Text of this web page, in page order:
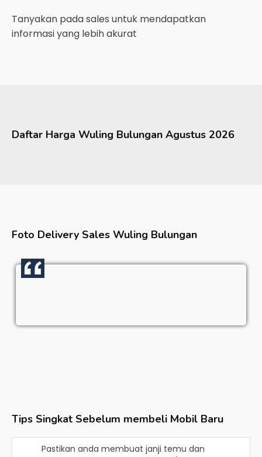
Tanyakan pada sales untuk mendapatkan
informasi yang lebih akurat
Daftar Harga Wuling Bulungan Agustus 2026
Foto Delivery Sales Wuling Bulungan
Tips Singkat Sebelum membeli Mobil Baru
Pastikan anda membuat janji temu dan